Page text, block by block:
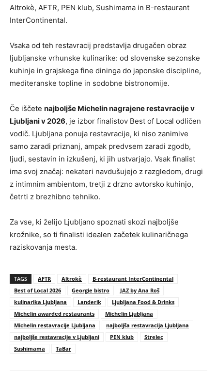
Altrokè, AFTR, PEN klub, Sushimama in B-restaurant
InterContinental.
Vsaka od teh restavracij predstavlja drugačen obraz
ljubljanske vrhunske kulinarike: od slovenske sezonske
kuhinje in grajskega fine dininga do japonske discipline,
mediteranske topline in sodobne bistronomije.
Če iščete najboljše Michelin nagrajene restavracije v
Ljubljani v 2026, je izbor finalistov Best of Local odličen
vodič. Ljubljana ponuja restavracije, ki niso zanimive
samo zaradi priznanj, ampak predvsem zaradi zgodb,
ljudi, sestavin in izkušenj, ki jih ustvarjajo. Vsak finalist
ima svoj značaj: nekateri navdušujejo z razgledom, drugi
z intimnim ambientom, tretji z drzno avtorsko kuhinjo,
četrti z brezhibno tehniko.
Za vse, ki želijo Ljubljano spoznati skozi najboljše
krožnike, so ti finalisti idealen začetek kulinaričnega
raziskovanja mesta.
TAGS AFTR Altrokè
B-restaurant InterContinental
Best of Local 2026
Georgie bistro
JAZ by Ana Roš
kulinarika Ljubljana
Landerik
Ljubljana Food & Drinks
Michelin awarded restaurants
Michelin Ljubljana
Michelin restavracije Ljubljana
najboljša restavracija Ljubljana
najboljše restavracije v Ljubljani
PEN klub
Strelec
Sushimama
TaBar